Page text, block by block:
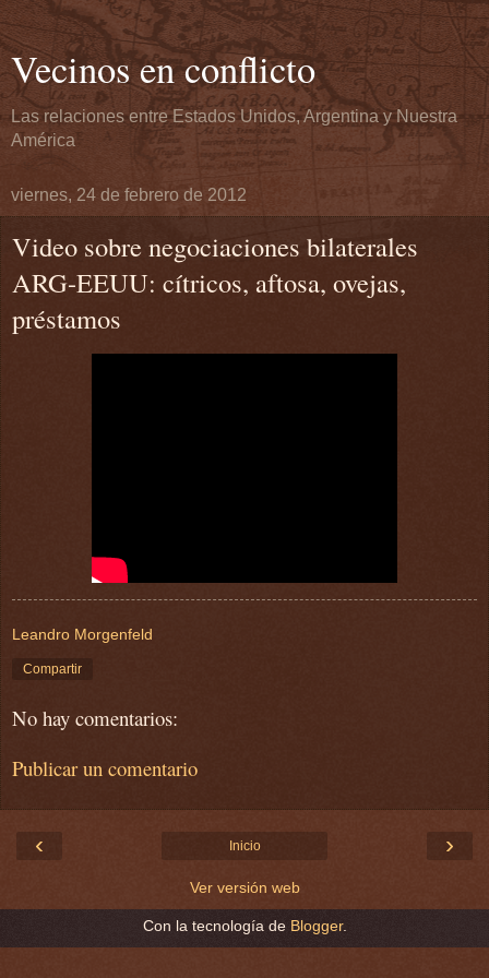
Vecinos en conflicto
Las relaciones entre Estados Unidos, Argentina y Nuestra
América
viernes, 24 de febrero de 2012
Video sobre negociaciones bilaterales
ARG-EEUU: cítricos, aftosa, ovejas,
préstamos
Leandro Morgenfeld
Compartir
No hay comentarios:
Publicar un comentario
‹ ›
Inicio
Ver versión web
Con la tecnología de Blogger.